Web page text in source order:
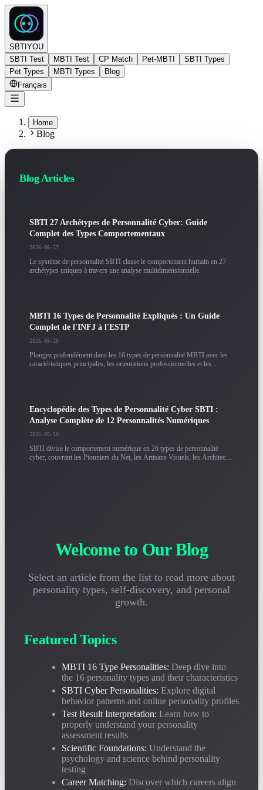
SBTIYOU
SBTI Test
MBTI Test CP Match Pet-MBTI
SBTI Types
Pet Types
MBTI Types
Blog
Français
Home
Blog
Blog Articles
SBTI 27 Archétypes de Personnalité Cyber: Guide
Complet des Types Comportementaux
2026-06-17
Le système de personnalité SBTI classe le comportement humain en 27
archétypes uniques à travers une analyse multidimensionnelle.
MBTI 16 Types de Personnalité Expliqués : Un Guide
Complet de l'INFJ à l'ESTP
2026-05-15
Plongez profondément dans les 16 types de personnalité MBTI avec les
caractéristiques principales, les orientations professionnelles et les
Encyclopédie des Types de Personnalité Cyber SBTI :
Analyse Complète de 12 Personnalités Numériques
2026-05-10
SBTI divise le comportement numérique en 26 types de personnalité
cyber, couvrant les Pionniers du Net, les Artisans Visuels, les Architectes
Incertain sur la façon d'interpréter votre rapport de test de personnalité ?
Ce guide vous apprend à comprendre correctement les résultats MBTI et
SBTI, à éviter les idées fausses courantes et à vraiment exploiter l'analyse
Les Tests de Personnalité Sont-Ils Scientifiques ? Analyse
Approfondie des Fondations Psychologiques du MBTI et
Les tests de personnalité sont-ils fiables ? Cet article analyse
SBTI à partir de trois dimensions : la psychologie jungienne, la science
du comportement et les données de validité.
Guide d'Appariement Carrière-Personnalité MBTI :
Quels Emplois Conviennent le Mieux à Chacun des 16
Quel est le meilleur pour INTJ ? Quels postes conviennent à ENFP ?
Basé sur plus de 200 000 échantillons de carrière, analyse détaillée des
orientations professionnelles optimales et des taux d'appariement d'emploi
des 16 types MBTI.
Welcome to Our Blog
Select an article from the list to read more about
personality types, self-discovery, and personal
growth.
Featured Topics
MBTI 16 Type Personalities: Deep dive into
the 16 personality types and their characteristics
SBTI Cyber Personalities: Explore digital
behavior patterns and online personality profiles
Test Result Interpretation: Learn how to
properly understand your personality
assessment results
Scientific Foundations: Understand the
psychology and science behind personality
testing
Career Matching: Discover which careers align